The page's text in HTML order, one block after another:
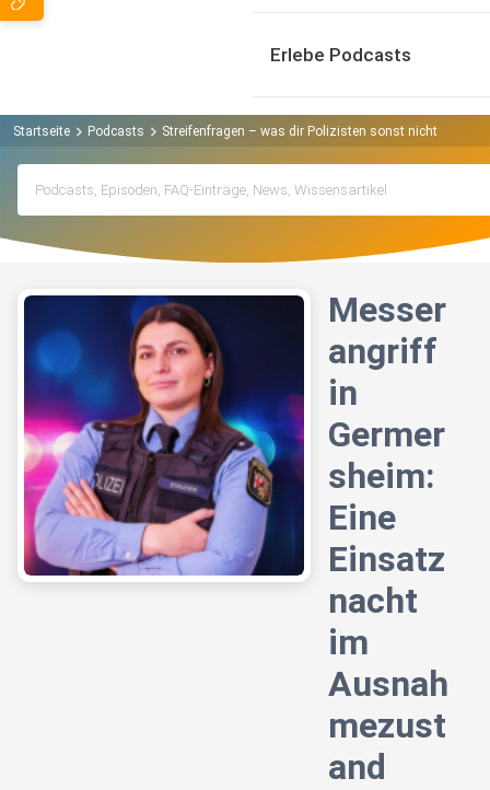
Erlebe Podcasts
Startseite Podcasts Streifenfragen – was dir Polizisten sonst nicht
Messer
angriff
in
Germer
sheim:
Eine
Einsatz
nacht
im
Ausnah
mezust
and